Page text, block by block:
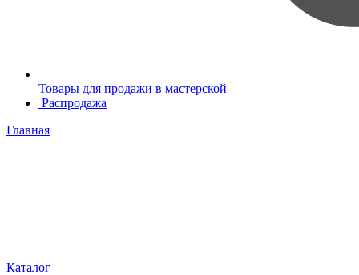
Товары для продажи в мастерской
Распродажа
Главная
Каталог